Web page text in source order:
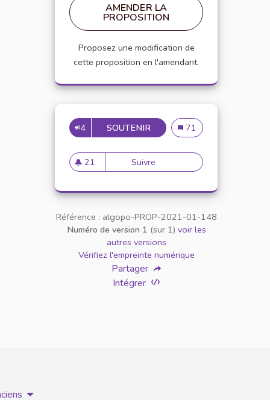
AMENDER LA
PROPOSITION
Proposez une modification de
cette proposition en l'amendant.
4 SOUTENIR APPELLATION PERSONNE
Appellation personne
71
21
21 abonnés
Suivre Appellation personne
Référence : algopo-PROP-2021-01-148
Numéro de version 1 (sur 1) voir les
autres versions
Vérifiez l'empreinte numérique
Partager
Intégrer